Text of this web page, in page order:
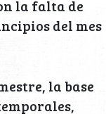
la falta de
del mes
la base